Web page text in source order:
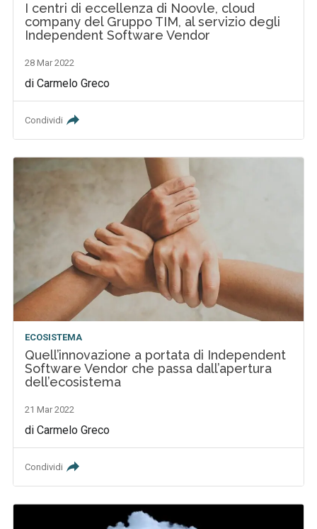
I centri di eccellenza di Noovle, cloud
company del Gruppo TIM, al servizio degli
Independent Software Vendor
28 Mar 2022
di Carmelo Greco
Condividi
ECOSISTEMA
Quell’innovazione a portata di Independent
Software Vendor che passa dall’apertura
dell’ecosistema
21 Mar 2022
di Carmelo Greco
Condividi